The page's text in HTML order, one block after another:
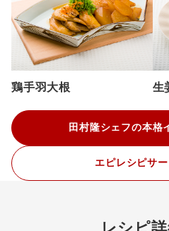
鶏手羽大根 生
田村隆シェフの本格
エピレシピサ